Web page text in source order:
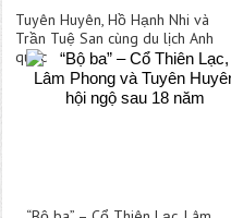
Tuyên Huyên, Hồ Hạnh Nhi và
Trần Tuệ San cùng du lịch Anh
quốc